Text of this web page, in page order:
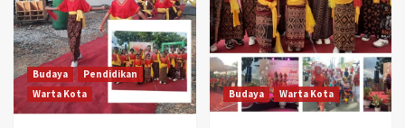
Budaya
Pendidikan
Warta Kota
Budaya Warta Kota